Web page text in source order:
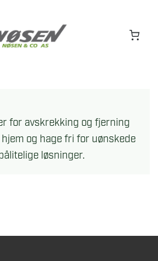
for avskrekking og fjerning
og hage fri for uønskede
løsninger.